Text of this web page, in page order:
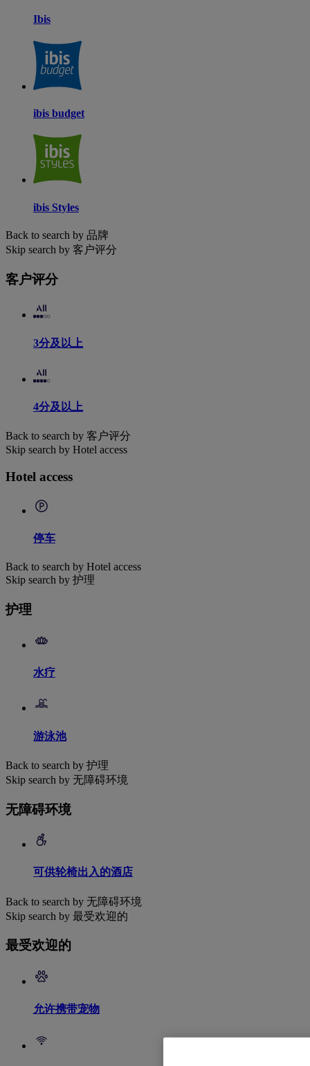
Ibis
ibis budget
ibis Styles
Back to search by 品牌
Skip search by 客户评分
客户评分
3分及以上
4分及以上
Back to search by 客户评分
Skip search by Hotel access
Hotel access
停车
Back to search by Hotel access
Skip search by 护理
护理
水疗
游泳池
Back to search by 护理
Skip search by 无障碍环境
无障碍环境
可供轮椅出入的酒店
Back to search by 无障碍环境
Skip search by 最受欢迎的
最受欢迎的
允许携带宠物